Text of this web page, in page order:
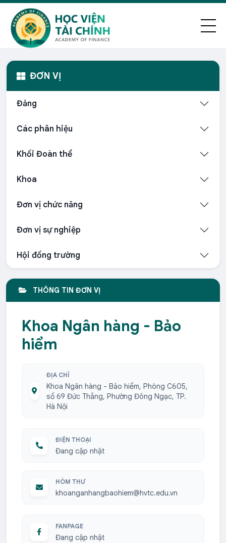
ĐƠN VỊ
Đảng
Các phân hiệu
Khối Đoàn thể
Khoa
Đơn vị chức năng
Đơn vị sự nghiệp
Hội đồng trường
THÔNG TIN ĐƠN VỊ
Khoa Ngân hàng - Bảo
hiểm
ĐỊA CHỈ
Khoa Ngân hàng - Bảo hiểm, Phòng C605,
số 69 Đức Thắng, Phường Đông Ngạc, TP.
Hà Nội
ĐIỆN THOẠI
Đang cập nhật
HÒM THƯ
khoanganhangbaohiem@hvtc.edu.vn
FANPAGE
Đang cập nhật